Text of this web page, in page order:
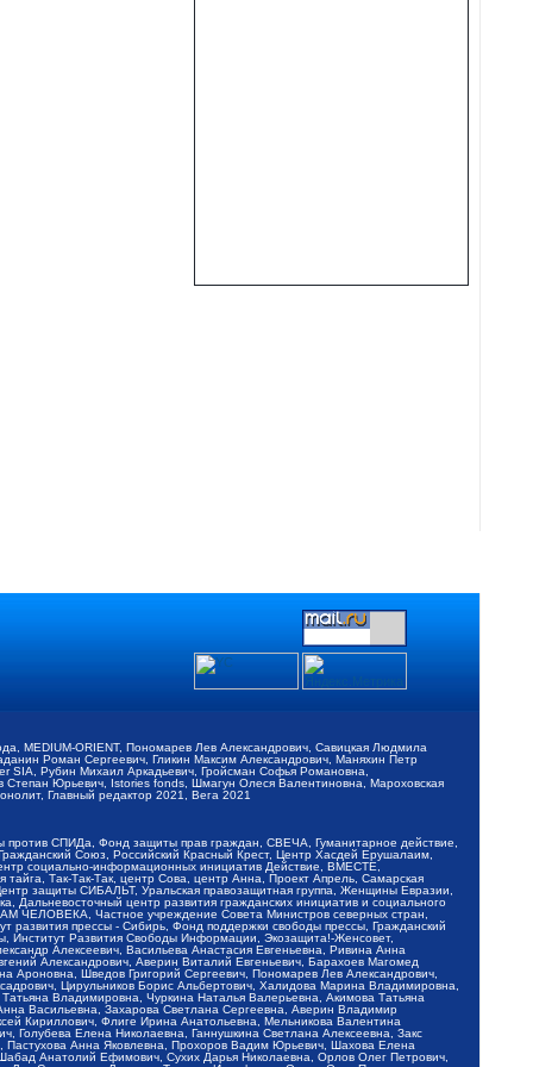
MEDIUM-ORIENT, Пономарев Лев Александрович, Савицкая Людмила
Роман Сергеевич, Гликин Максим Александрович, Маняхин Петр
Рубин Михаил Аркадьевич, Гройсман Софья Романовна,
Юрьевич, Istories fonds, Шмагун Олеся Валентиновна, Мароховская
Главный редактор 2021, Вега 2021
СПИДа, Фонд защиты прав граждан, СВЕЧА, Гуманитарное действие,
Союз, Российский Красный Крест, Центр Хасдей Ерушалаим,
социально-информационных инициатив Действие, ВМЕСТЕ,
Так-Так-Так, центр Сова, центр Анна, Проект Апрель, Самарская
защиты СИБАЛЬТ, Уральская правозащитная группа, Женщины Евразии,
Дальневосточный центр развития гражданских инициатив и социального
ЧЕЛОВЕКА, Частное учреждение Совета Министров северных стран,
прессы - Сибирь, Фонд поддержки свободы прессы, Гражданский
Институт Развития Свободы Информации, Экозащита!-Женсовет,
Алексеевич, Васильева Анастасия Евгеньевна, Ривина Анна
Александрович, Аверин Виталий Евгеньевич, Барахоев Магомед
Шведов Григорий Сергеевич, Пономарев Лев Александрович,
Цирульников Борис Альбертович, Халидова Марина Владимировна,
Владимировна, Чуркина Наталья Валерьевна, Акимова Татьяна
Васильевна, Захарова Светлана Сергеевна, Аверин Владимир
Кириллович, Флиге Ирина Анатольевна, Мельникова Валентина
Елена Николаевна, Ганнушкина Светлана Алексеевна, Закс
Анна Яковлевна, Прохоров Вадим Юрьевич, Шахова Елена
Анатолий Ефимович, Сухих Дарья Николаевна, Орлов Олег Петрович,